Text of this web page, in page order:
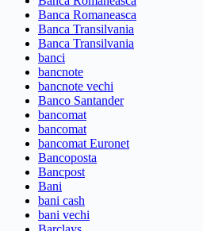
Banca Romaneasca
Banca Transilvania
Banca Transilvania
banci
bancnote
bancnote vechi
Banco Santander
bancomat
bancomat
bancomat Euronet
Bancoposta
Bancpost
Bani
bani cash
bani vechi